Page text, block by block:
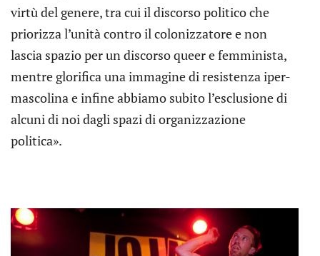
virtù del genere, tra cui il discorso politico che
priorizza l’unità contro il colonizzatore e non
lascia spazio per un discorso queer e femminista,
mentre glorifica una immagine di resistenza iper-
mascolina e infine abbiamo subito l’esclusione di
alcuni di noi dagli spazi di organizzazione
politica».